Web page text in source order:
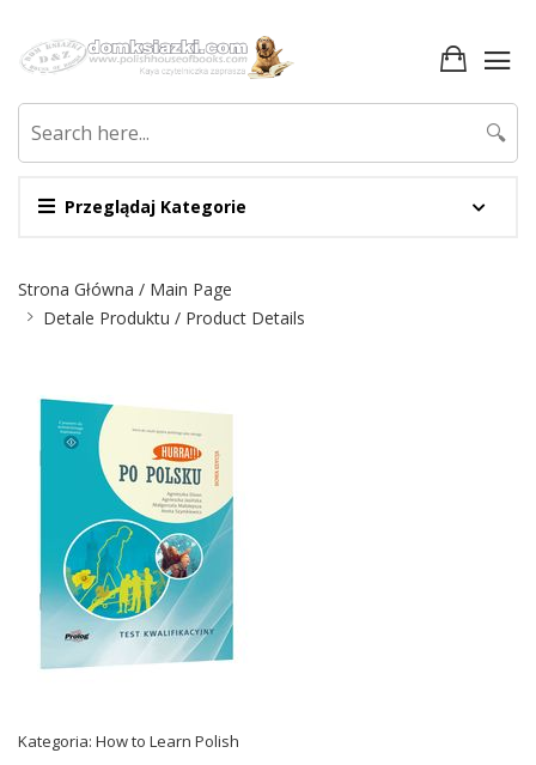
Przeglądaj Kategorie
🔍
Strona Główna / Main Page
Detale Produktu / Product Details
Kategoria: How to Learn Polish